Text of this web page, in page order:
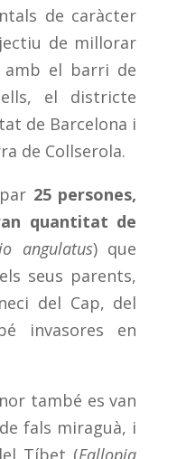
de caràcter
de millorar
amb el barri de
el districte
de Barcelona i
de Collserola.
25 persones,
quantitat de
angulatus) que
seus parents,
del Cap, del
invasores en
també es van
fals miraguà, i
Tíbet (Fallopia